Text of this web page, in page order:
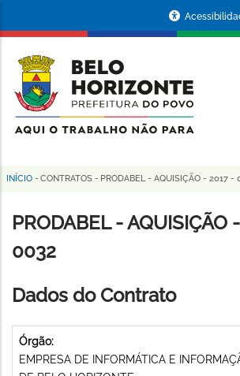
conteúdo
principal
da
Prefeitura
de
Horizonte
Trilha
de
navegação
INÍCIO - CONTRATOS - PRODABEL - AQUISIÇÃO - 2017 -
PRODABEL - AQUISIÇÃO
0032
Dados do Contrato
Órgão:
EMPRESA DE INFORMÁTICA E